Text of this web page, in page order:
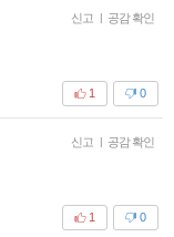
신고 | 공감 확인
0
1
신고 | 공감 확인
0
1